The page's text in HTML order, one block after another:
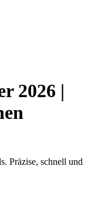
2026 |
Präzise, schnell und